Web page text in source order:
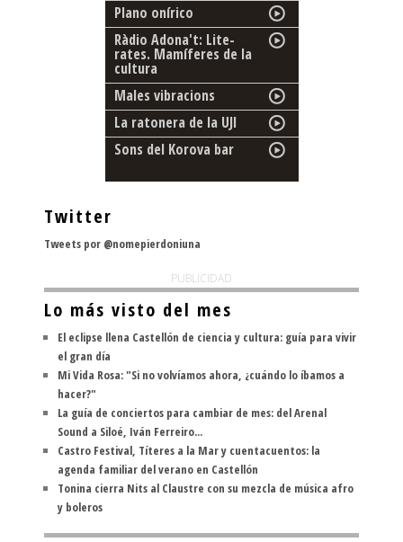
Plano onírico
Ràdio Adona't: Lite-
rates. Mamíferes de la
cultura
Males vibracions
La ratonera de la UJI
Sons del Korova bar
Twitter
Tweets por @nomepierdoniuna
PUBLICIDAD
Lo más visto del mes
El eclipse llena Castellón de ciencia y cultura: guía para vivir
el gran día
Mi Vida Rosa: "Si no volvíamos ahora, ¿cuándo lo íbamos a
hacer?"
La guía de conciertos para cambiar de mes: del Arenal
Sound a Siloé, Iván Ferreiro...
Castro Festival, Títeres a la Mar y cuentacuentos: la
agenda familiar del verano en Castellón
Tonina cierra Nits al Claustre con su mezcla de música afro
y boleros